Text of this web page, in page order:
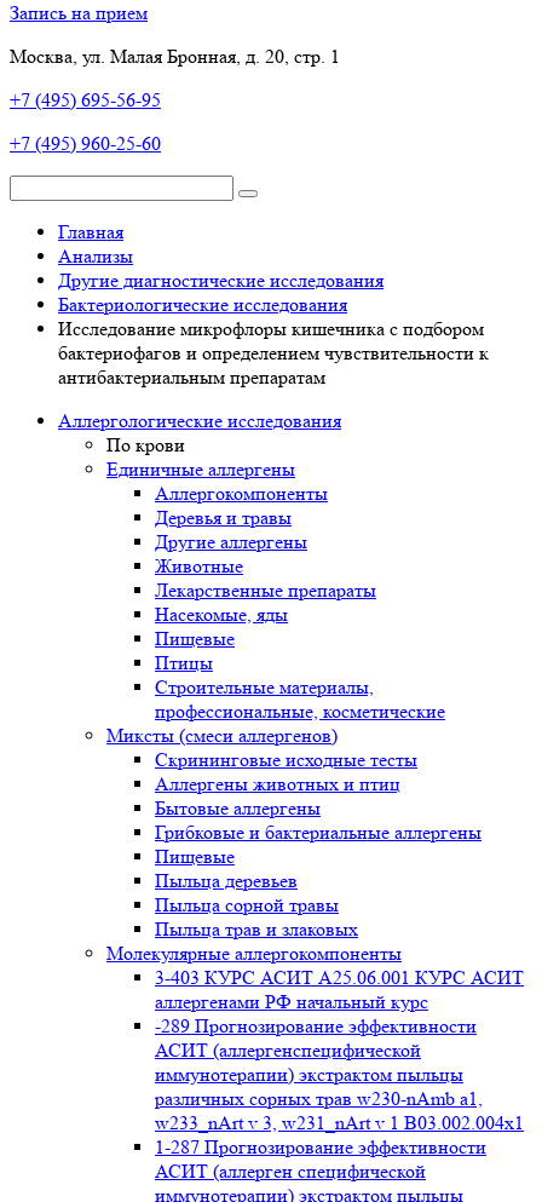
Запись на прием
Москва, ул. Малая Бронная, д. 20, стр. 1
+7 (495) 695-56-95
+7 (495) 960-25-60
Главная
Анализы
Другие диагностические исследования
Бактериологические исследования
Исследование микрофлоры кишечника с подбором
бактериофагов и определением чувствительности к
антибактериальным препаратам
Аллергологические исследования
По крови
Единичные аллергены
Аллергокомпоненты
Деревья и травы
Другие аллергены
Животные
Лекарственные препараты
Насекомые, яды
Пищевые
Птицы
Строительные материалы,
профессиональные, косметические
Миксты (смеси аллергенов)
Cкрининговые исходные тесты
Аллергены животных и птиц
Бытовые аллергены
Грибковые и бактериальные аллергены
Пищевые
Пыльца деревьев
Пыльца сорной травы
Пыльца трав и злаковых
Молекулярные аллергокомпоненты
3-403 КУРС АСИТ А25.06.001 КУРС АСИТ
аллергенами РФ начальный курс
-289 Прогнозирование эффективности
АСИТ (аллергенспецифической
иммунотерапии) экстрактом пыльцы
различных сорных трав w230-nAmb a1,
w233_nArt v 3, w231_nArt v 1 В03.002.004x1
1-287 Прогнозирование эффективности
АСИТ (аллерген специфической
иммунотерапии) экстрактом пыльцы